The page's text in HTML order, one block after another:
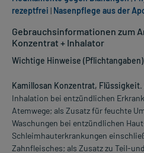
Gebrauchsinformationen zum
Konzentrat + Inhalator
Wichtige Hinweise
Kamillosan Konzentrat, Flüssigkeit
Inhalation bei entzündlichen
Atemwege; als Zusatz für feuchte
Waschungen bei entzündlichen
Schleimhauterkrankungen
Zahnfleisches; als Zusatz zu Teil-
rezeptfrei | Nasenpflege aus der